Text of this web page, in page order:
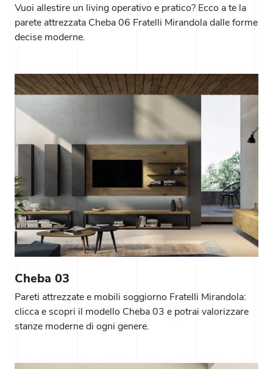
Vuoi allestire un living operativo e pratico? Ecco a te la
parete attrezzata Cheba 06 Fratelli Mirandola dalle forme
decise moderne.
Cheba 03
Pareti attrezzate e mobili soggiorno Fratelli Mirandola:
clicca e scopri il modello Cheba 03 e potrai valorizzare
stanze moderne di ogni genere.